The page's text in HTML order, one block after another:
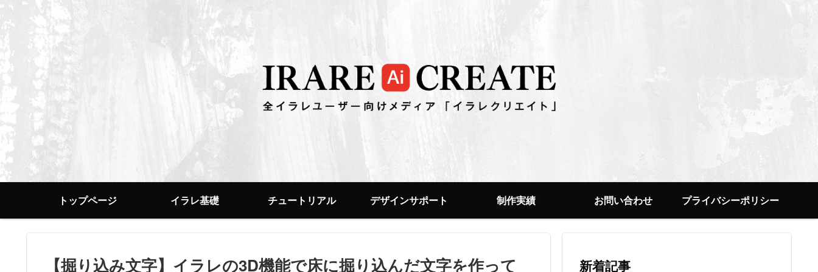
トップページ イラレ基礎 チュートリアル デザインサポート 制作実績 お問い合わせ プライバシーポリシー
【掘り込み文字】イラレの3D機能で床に掘り込んだ文字を作って 新着記事